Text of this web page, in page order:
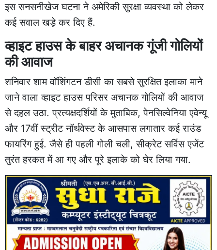
इस सनसनीखेज घटना ने अमेरिकी सुरक्षा व्यवस्था को लेकर
कई सवाल खड़े कर दिए हैं.
व्हाइट हाउस के बाहर अचानक गूंजी गोलियों
की आवाज
शनिवार शाम वॉशिंगटन डीसी का सबसे सुरक्षित इलाका माने
जाने वाला व्हाइट हाउस परिसर अचानक गोलियों की आवाज
से दहल उठा. प्रत्यक्षदर्शियों के मुताबिक, पेनसिल्वेनिया एवेन्यू
और 17वीं स्ट्रीट नॉर्थवेस्ट के आसपास लगातार कई राउंड
फायरिंग हुई. जैसे ही पहली गोली चली, सीक्रेट सर्विस एजेंट
तुरंत हरकत में आ गए और पूरे इलाके को घेर लिया गया.